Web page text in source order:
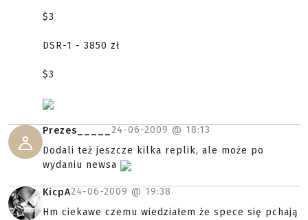
$3
DSR-1 - 3850 zł
$3
Prezes_____ 24-06-2009 @ 18:13
Dodali też jeszcze kilka replik, ale może po
wydaniu newsa
KicpA24-06-2009 @ 19:38
Hm ciekawe czemu wiedziałem że spece się pchają